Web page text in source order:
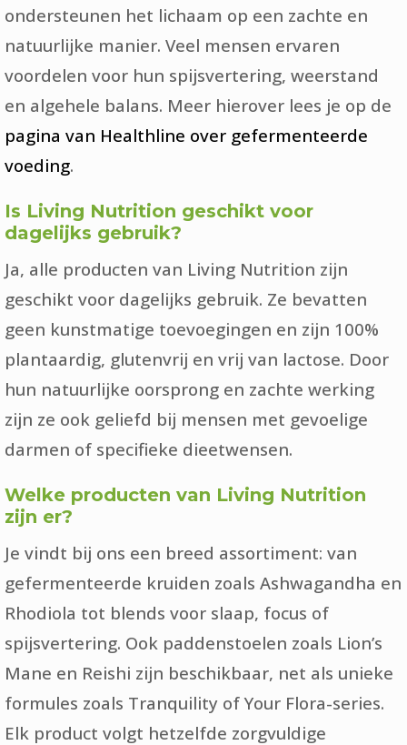
ondersteunen het lichaam op een zachte en
natuurlijke manier. Veel mensen ervaren
voordelen voor hun spijsvertering, weerstand
en algehele balans. Meer hierover lees je op de
pagina van Healthline over gefermenteerde
voeding.
Is Living Nutrition geschikt voor
dagelijks gebruik?
Ja, alle producten van Living Nutrition zijn
geschikt voor dagelijks gebruik. Ze bevatten
geen kunstmatige toevoegingen en zijn 100%
plantaardig, glutenvrij en vrij van lactose. Door
hun natuurlijke oorsprong en zachte werking
zijn ze ook geliefd bij mensen met gevoelige
darmen of specifieke dieetwensen.
Welke producten van Living Nutrition
zijn er?
Je vindt bij ons een breed assortiment: van
gefermenteerde kruiden zoals Ashwagandha en
Rhodiola tot blends voor slaap, focus of
spijsvertering. Ook paddenstoelen zoals Lion’s
Mane en Reishi zijn beschikbaar, net als unieke
formules zoals Tranquility of Your Flora-series.
Elk product volgt hetzelfde zorgvuldige